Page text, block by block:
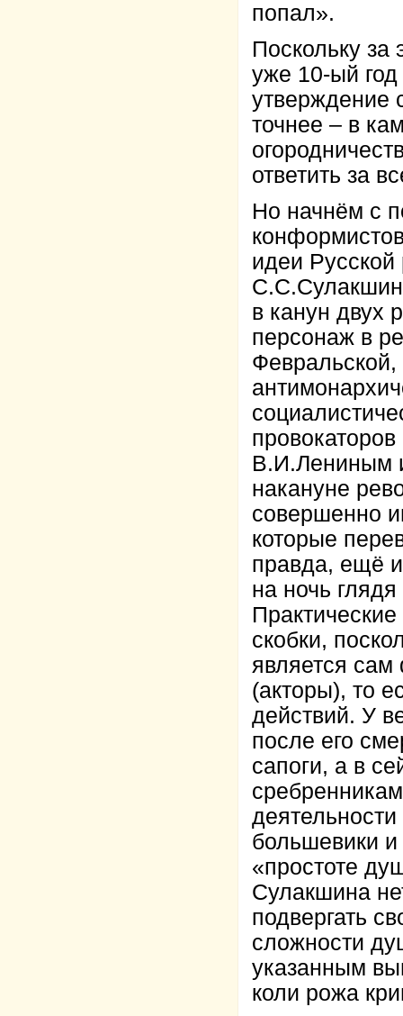
попал».
Поскольку
уже 10-ый
утверждение
точнее – в
ответить за
Но начнём с
идеи
в канун двух
персонаж в
В.И.Лениным
накануне
совершенно
которые
правда, ещё
на ночь
скобки,
является
(акторы), то
действий. У
после его
сапоги, а в
большевики
«простоте
Сулакшина
подвергать
сложности
указанным
коли рожа